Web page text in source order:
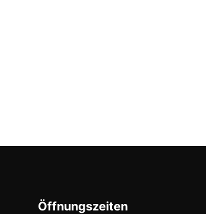
Öffnungszeiten